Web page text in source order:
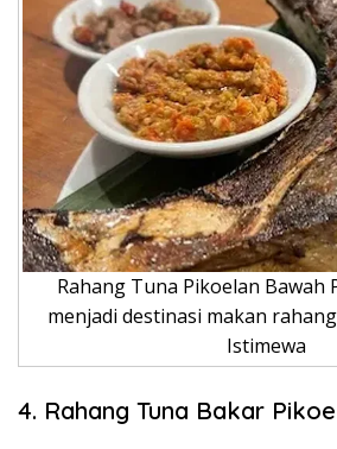
Rahang Tuna Pikoelan Bawah
menjadi destinasi makan
Istimewa
4. Rahang Tuna Bakar